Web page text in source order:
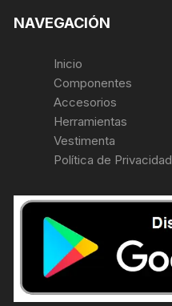
NAVEGACIÓN
Inicio
Componentes
Accesorios
Herramientas
Vestimenta
Política de Privacidad